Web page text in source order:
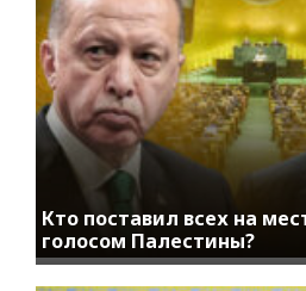
Кто поставил всех на
голосом Палестины?